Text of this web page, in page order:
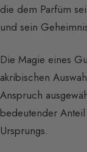
die dem Parfüm
und sein
Die Magie eines
akribischen
Anspruch
bedeutender
Ursprungs.